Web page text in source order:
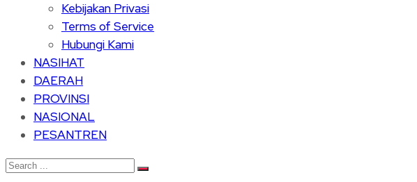
Kebijakan Privasi
Terms of Service
Hubungi Kami
NASIHAT
DAERAH
PROVINSI
NASIONAL
PESANTREN